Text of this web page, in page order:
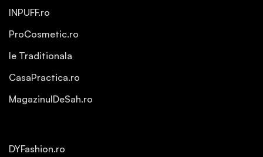
INPUFF.ro
ProCosmetic.ro
Ie Traditionala
CasaPractica.ro
MagazinulDeSah.ro
DYFashion.ro